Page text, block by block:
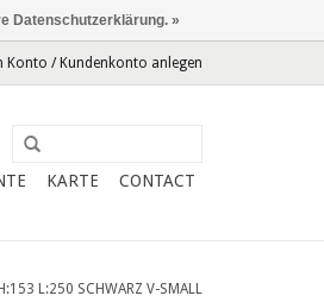
Konto / Kundenkonto anlegen
KARTE CONTACT
L:250 SCHWARZ V-SMALL
Datenschutzerklärung. »